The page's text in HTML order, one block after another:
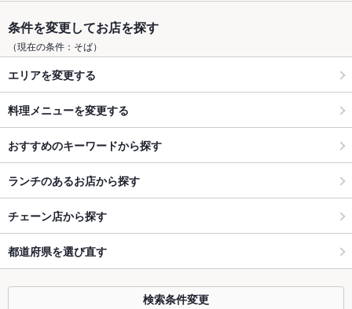
条件を変更してお店を探す
（現在の条件：そば）
エリアを変更する
料理メニューを変更する
おすすめのキーワードから探す
ランチのあるお店から探す
チェーン店から探す
都道府県を選び直す
検索条件変更